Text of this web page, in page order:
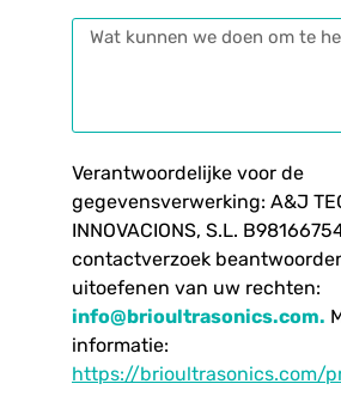
Verantwoordelijke voor de
gegevensverwerking: A&J
INNOVACIONS, S.L.
contactverzoek
uitoefenen van uw rechten:
info@brioultrasonics.com.
informatie:
https://brioultrasonics.com/